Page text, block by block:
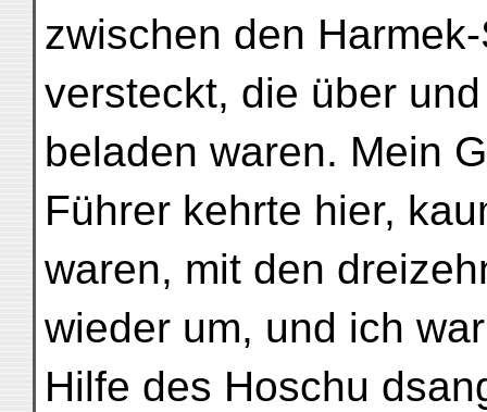
zwischen den
versteckt, die über
beladen waren. Mein
Führer kehrte hier,
waren, mit den
wieder um, und ich
Hilfe des Hoschu